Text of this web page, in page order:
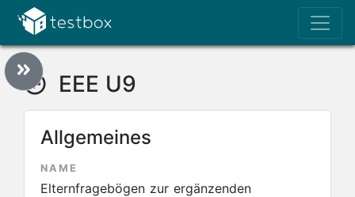
EEE U9
Allgemeines
NAME
Elternfragebögen zur ergänzenden